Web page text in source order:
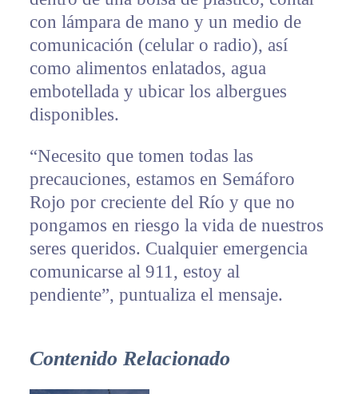
con lámpara de mano y un medio de
comunicación (celular o radio), así
como alimentos enlatados, agua
embotellada y ubicar los albergues
disponibles.
“Necesito que tomen todas las
precauciones, estamos en Semáforo
Rojo por creciente del Río y que no
pongamos en riesgo la vida de nuestros
seres queridos. Cualquier emergencia
comunicarse al 911, estoy al
pendiente”, puntualiza el mensaje.
Contenido Relacionado